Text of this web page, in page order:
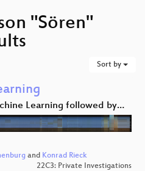
"Sören"
Sort by
Learning followed by…
and Konrad Rieck
22C3: Private Investigations